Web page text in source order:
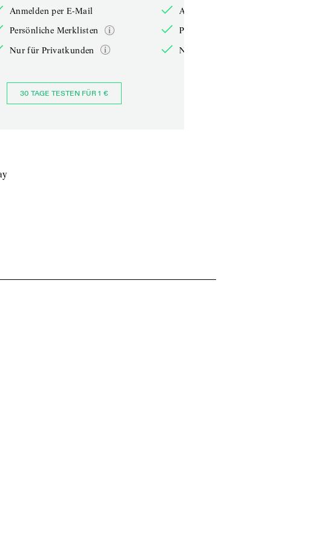
Anmelden per E-Mail
Persönliche Merklisten
Nur für Privatkunden
30 TAGE TESTEN FÜR 1 €
Anmelden per E-Mail
Persönliche Merklisten
Nur für Privatkunden